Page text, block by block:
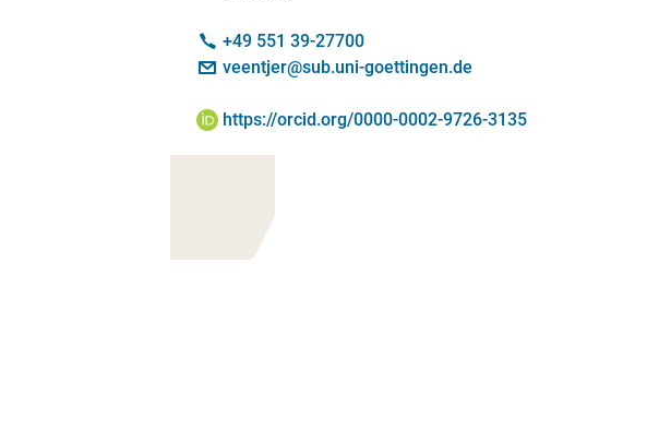
Kontakt:
Telefon:
+49 551 39-27700
E-Mail:
veentjer@sub.uni-goettingen.de
ORCID iD:
https://orcid.org/0000-0002-9726-3135